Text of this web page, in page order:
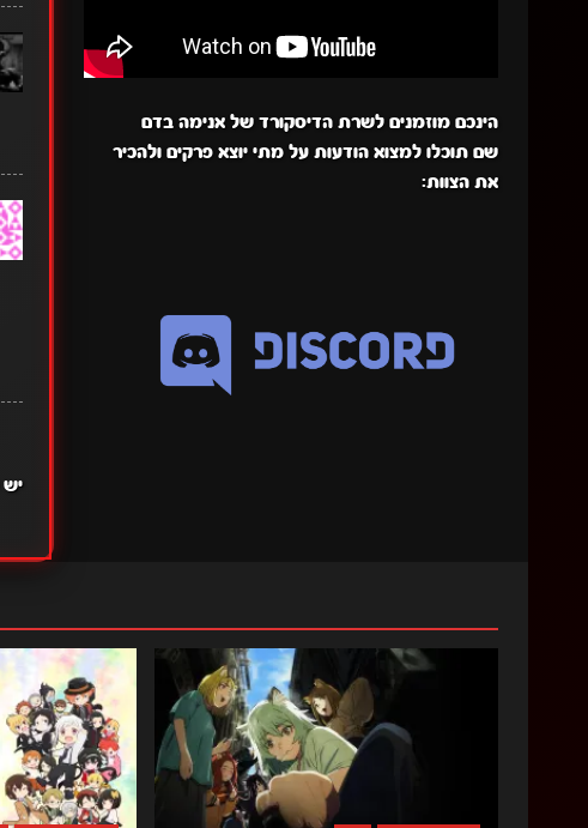
יש
הינכם מוזמנים לשרת הדיסקורד של אנימה בדם
שם תוכלו למצוא הודעות על מתי יוצא פרקים ולהכיר
את הצוות: